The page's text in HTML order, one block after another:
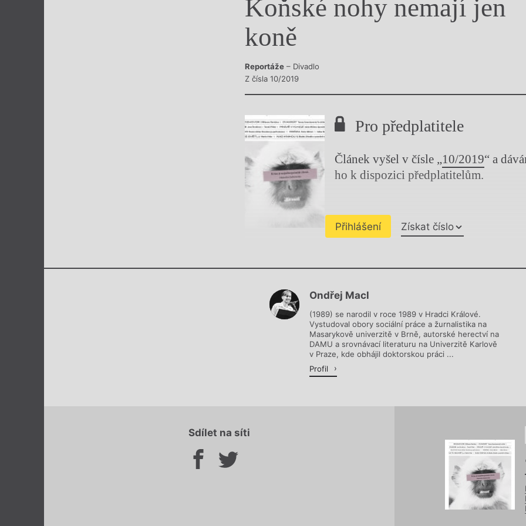
Výroční cenyKoňské nohy nemají jen
koně
Reportáže – Divadlo
Z čísla 10/2019
Pro předplatitele
Článek vyšel v čísle „10/2019“ a
ho k dispozici předplatitelům.
Přihlášení Získat číslo
Chviličku.
Ondřej Macl
(1989) se narodil v roce 1989 v Hradci Králové.
Vystudoval obory sociální práce a žurnalistika na
Masarykově univerzitě v Brně, autorské herectví na
DAMU a srovnávací literaturu na Univerzitě Karlově
v Praze, kde obhájil doktorskou práci ...
Profil
Sdílet na síti